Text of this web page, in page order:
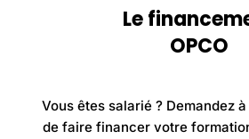
Le
OPCO
Vous êtes salarié ? Demandez
de faire financer votre